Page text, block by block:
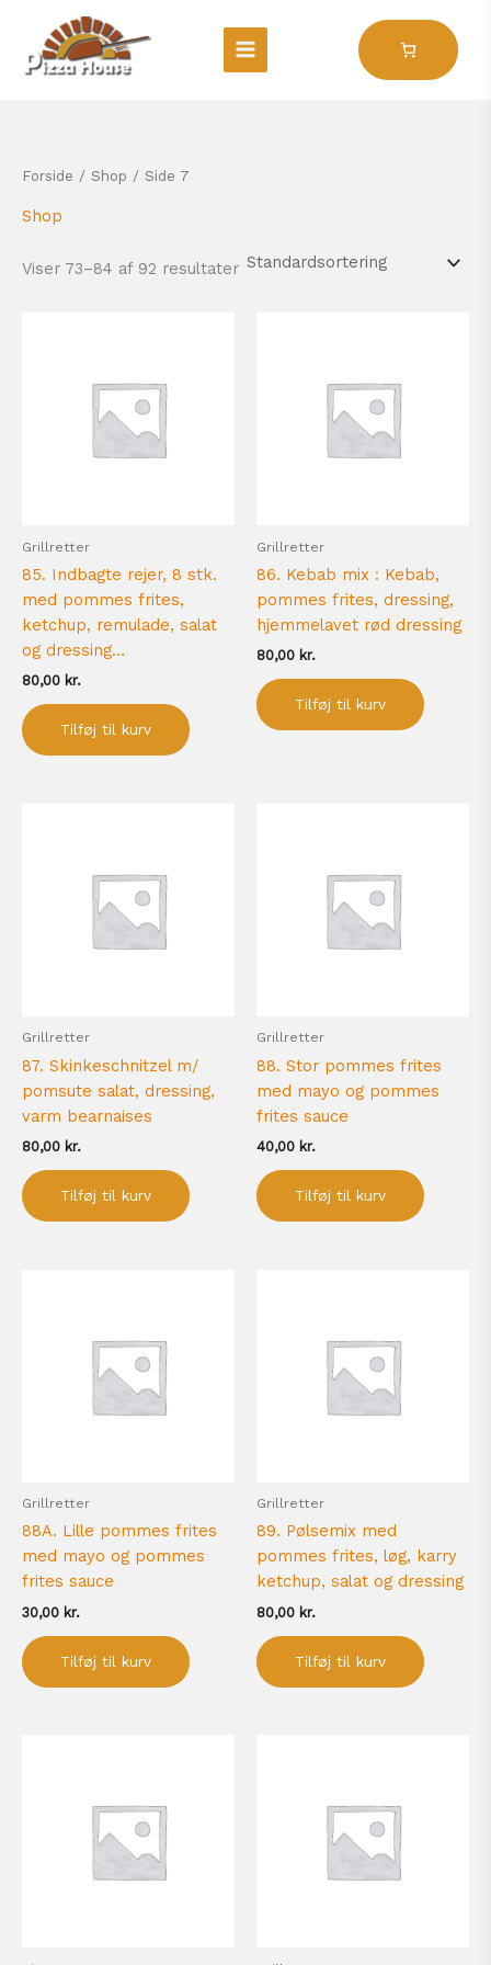
indholdet
Forside / Shop / Side 7
Shop
Viser 73–84 af 92 resultater
Grillretter
85. Indbagte rejer, 8 stk.
med pommes frites,
ketchup, remulade, salat
og dressing…
80,00 kr.
Tilføj til kurv
Grillretter
86. Kebab mix : Kebab,
pommes frites, dressing,
hjemmelavet rød dressing
80,00 kr.
Tilføj til kurv
Grillretter
87. Skinkeschnitzel m/
pomsute salat, dressing,
varm bearnaises
80,00 kr.
Tilføj til kurv
Grillretter
88. Stor pommes frites
med mayo og pommes
frites sauce
40,00 kr.
Tilføj til kurv
Grillretter
88A. Lille pommes frites
med mayo og pommes
frites sauce
30,00 kr.
Tilføj til kurv
Grillretter
89. Pølsemix med
pommes frites, løg, karry
ketchup, salat og dressing
80,00 kr.
Tilføj til kurv